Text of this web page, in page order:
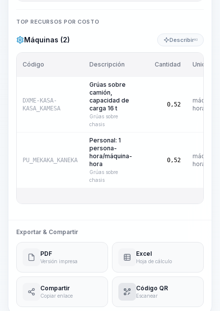
TOP RECURSOS POR COSTO
Máquinas (2) DescribirKI
Código Descripción Cantidad Unidad
DXME-KASA-
KASA_KAMESA
Grúas sobre
camión,
capacidad de
carga 16 t
Grúas sobre
chasis
0,52
máquina-
hora
PU_MEKAKA_KANEKA
Personal: 1
persona-
hora/máquina-
hora
Grúas sobre
chasis
0,52
máquina-
hora
Exportar & Compartir
PDF
Versión impresa
Excel
Hoja de cálculo
Compartir
Copiar enlace
Código QR
Escanear